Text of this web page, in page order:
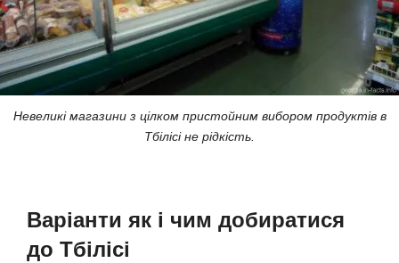
Невеликі магазини з цілком пристойним вибором продуктів в
Тбілісі не рідкість.
Варіанти як і чим добиратися
до Тбілісі